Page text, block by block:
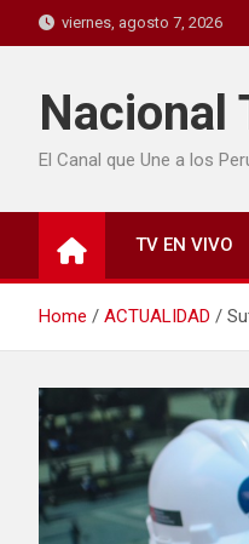
viernes, agosto 7, 2026
Nacional
El Canal que Une a los
TV EN VIVO
Home ACTUALIDAD